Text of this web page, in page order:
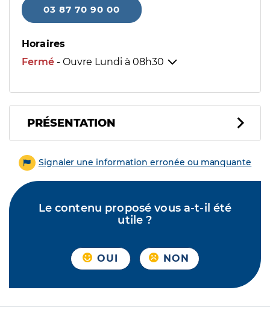
03 87 70 90 00
Horaires
Fermé - Ouvre Lundi à 08h30
PRÉSENTATION
Signaler une information erronée ou manquante
Le contenu proposé vous a-t-il été
utile ?
OUI NON